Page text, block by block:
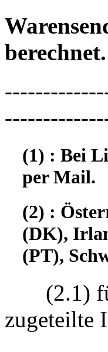
berechnet.
(1) : Bei
per Mail.
(2) :
(DK),
(PT),
(2.1) für